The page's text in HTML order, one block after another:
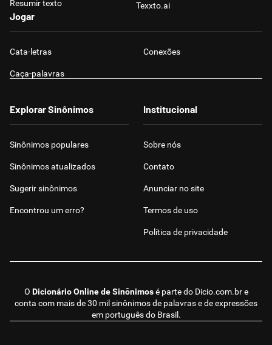
Resumir texto Texxto.ai
Jogar
Cata-letras Conexões
Caça-palavras
O Dicionário Online de Sinônimosé parte do Dicio.com.bre
conta com mais de 30 mil sinônimos de palavras e de expressões
em português do Brasil.
Explorar Sinônimos
Sinônimos populares
Sinônimos atualizados
Sugerir sinônimos
Encontrou um erro?
Institucional
Sobre nós
Contato
Anunciar no site
Termos de uso
Política de privacidade